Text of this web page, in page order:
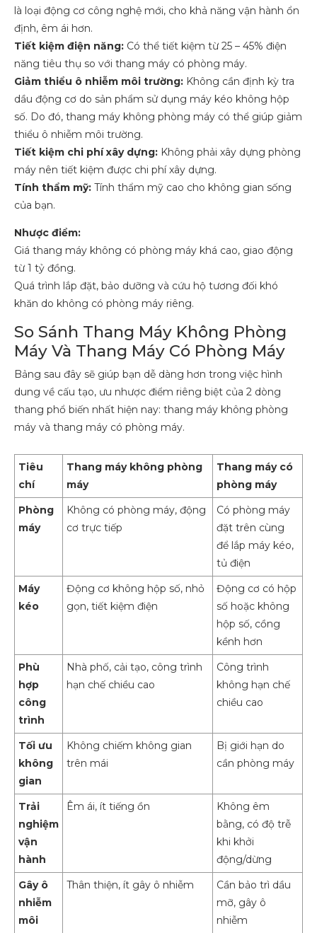
là loại động cơ công nghệ mới, cho khả năng vận hành ổn
định, êm ái hơn.
Tiết kiệm điện năng: Có thể tiết kiệm từ 25 – 45% điện
năng tiêu thụ so với thang máy có phòng máy.
Giảm thiểu ô nhiễm môi trường: Không cần định kỳ tra
dầu động cơ do sản phẩm sử dụng máy kéo không hộp
số. Do đó, thang máy không phòng máy có thể giúp giảm
thiểu ô nhiễm môi trường.
Tiết kiệm chi phí xây dựng: Không phải xây dựng phòng
máy nên tiết kiệm được chi phí xây dựng.
Tính thẩm mỹ: Tính thẩm mỹ cao cho không gian sống
của bạn.
Nhược điểm:
Giá thang máy không có phòng máy khá cao, giao động
từ 1 tỷ đồng.
Quá trình lắp đặt, bảo dưỡng và cứu hộ tương đối khó
khăn do không có phòng máy riêng.
So Sánh Thang Máy Không Phòng
Máy Và Thang Máy Có Phòng Máy
Bảng sau đây sẽ giúp bạn dễ dàng hơn trong việc hình
dung về cấu tạo, ưu nhược điểm riêng biệt của 2 dòng
thang phổ biến nhất hiện nay: thang máy không phòng
máy và thang máy có phòng máy.
Tiêu
chí
Thang máy không phòng
máy
Thang máy có
phòng máy
Phòng
máy
Không có phòng máy, động
cơ trực tiếp
Có phòng máy
đặt trên cùng
để lắp máy kéo,
tủ điện
Máy
kéo
Động cơ không hộp số, nhỏ
gọn, tiết kiệm điện
Động cơ có hộp
số hoặc không
hộp số, cồng
kềnh hơn
Phù
hợp
công
trình
Nhà phố, cải tạo, công trình
hạn chế chiều cao
Công trình
không hạn chế
chiều cao
Tối ưu
không
gian
Không chiếm không gian
trên mái
Bị giới hạn do
cần phòng máy
Trải
nghiệm
vận
hành
Êm ái, ít tiếng ồn
Không êm
bằng, có độ trễ
khi khởi
động/dừng
Gây ô
nhiễm
môi
Thân thiện, ít gây ô nhiễm
Cần bảo trì dầu
mỡ, gây ô
nhiễm